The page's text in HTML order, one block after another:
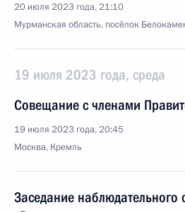
20 июля 2023 года, 21:10
Мурманская область, посёлок
19 июля 2023 года, среда
Совещание с членами
19 июля 2023 года, 20:45
Москва, Кремль
Заседание наблюдательного